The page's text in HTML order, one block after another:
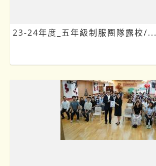
23-24年度_五年級制服團隊露校/...